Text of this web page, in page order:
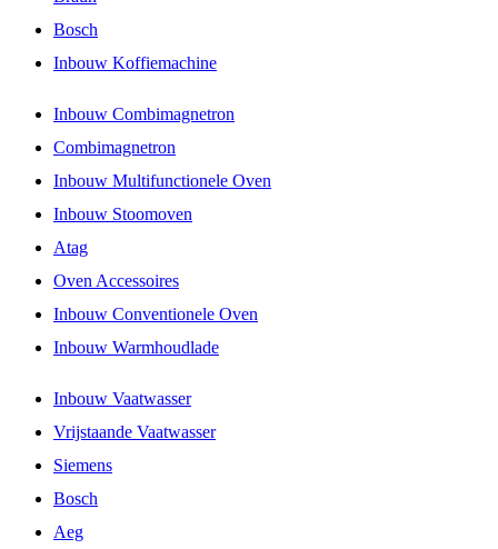
Bosch
Inbouw Koffiemachine
Inbouw Combimagnetron
Combimagnetron
Inbouw Multifunctionele Oven
Inbouw Stoomoven
Atag
Oven Accessoires
Inbouw Conventionele Oven
Inbouw Warmhoudlade
Inbouw Vaatwasser
Vrijstaande Vaatwasser
Siemens
Bosch
Aeg